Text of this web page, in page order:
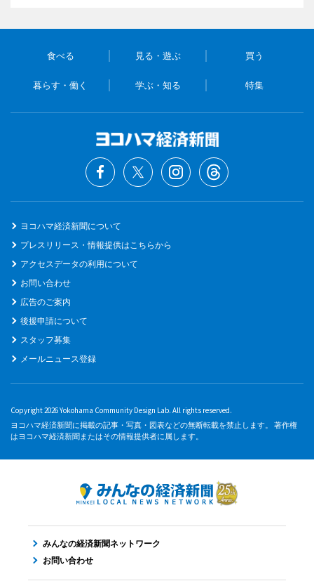
食べる 見る・遊ぶ 買う
暮らす・働く 学ぶ・知る 特集
ヨコハマ経済新聞について
プレスリリース・情報提供はこちらから
アクセスデータの利用について
お問い合わせ
広告のご案内
後援申請について
スタッフ募集
メールニュース登録
Copyright 2026 Yokohama Community Design Lab. All rights reserved.
ヨコハマ経済新聞に掲載の記事・写真・図表などの無断転載を禁止します。 著作権
はヨコハマ経済新聞またはその情報提供者に属します。
みんなの経済新聞ネットワーク
お問い合わせ